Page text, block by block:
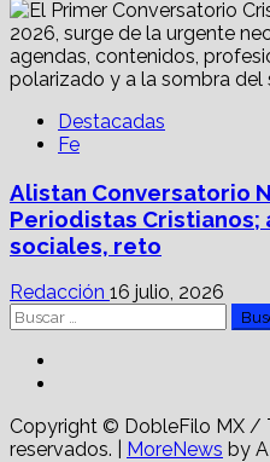
Destacadas
Fe
Alistan Conversatorio
Periodistas
sociales, reto
Redacción 16 julio, 2026
Buscar:
Copyright © DobleFilo MX /
reservados.
MoreNews by